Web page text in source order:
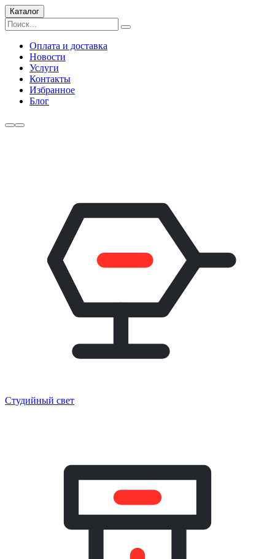
Каталог
Оплата и доставка
Новости
Услуги
Контакты
Избранное
Блог
Студийный свет